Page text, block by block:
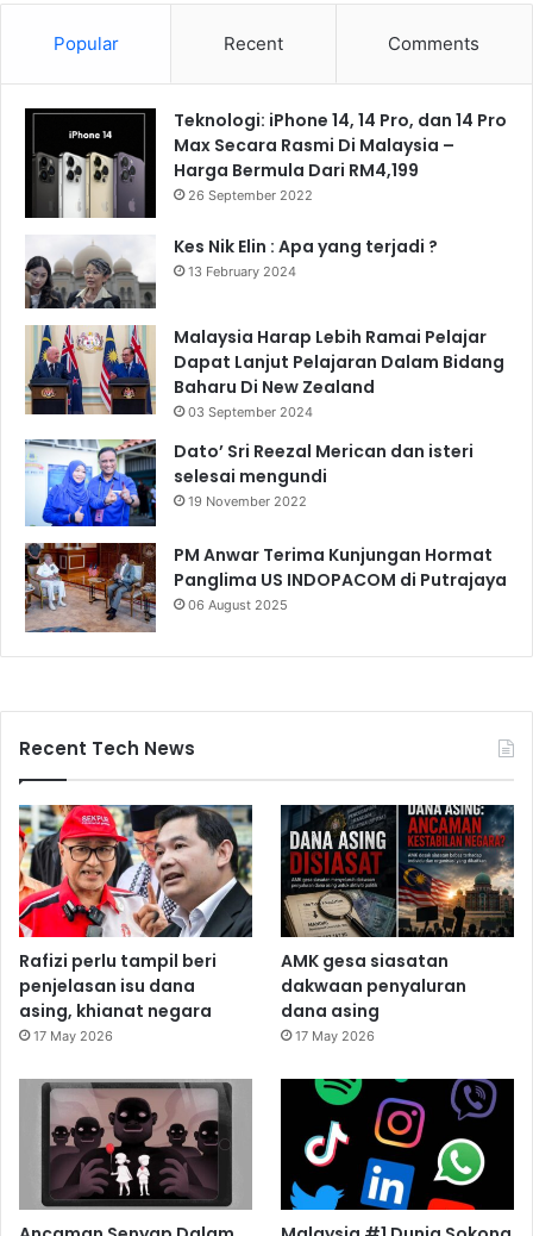
Popular Recent Comments
Teknologi: iPhone 14, 14 Pro, dan 14 Pro
Max Secara Rasmi Di Malaysia –
Harga Bermula Dari RM4,199
26 September 2022
Kes Nik Elin : Apa yang terjadi ?
13 February 2024
Malaysia Harap Lebih Ramai Pelajar
Dapat Lanjut Pelajaran Dalam Bidang
Baharu Di New Zealand
03 September 2024
Dato’ Sri Reezal Merican dan isteri
selesai mengundi
19 November 2022
PM Anwar Terima Kunjungan Hormat
Panglima US INDOPACOM di Putrajaya
06 August 2025
Recent Tech News
Rafizi perlu tampil beri
penjelasan isu dana
asing, khianat negara
17 May 2026
AMK gesa siasatan
dakwaan penyaluran
dana asing
17 May 2026